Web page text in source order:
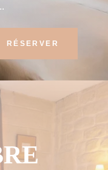
RÉSERVER